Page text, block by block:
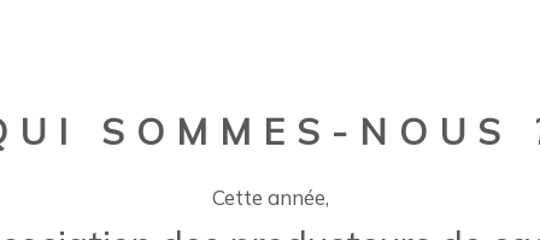
SOMMES-NOUS
Cette année,